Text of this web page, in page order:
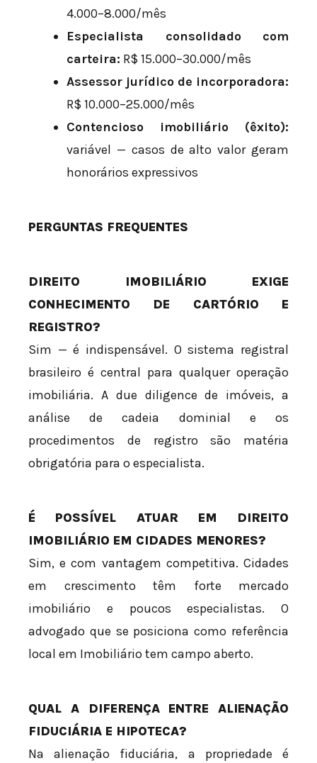
4.000–8.000/mês
Especialista consolidado com
carteira: R$ 15.000–30.000/mês
Assessor jurídico de incorporadora:
R$ 10.000–25.000/mês
Contencioso imobiliário (êxito):
variável — casos de alto valor geram
honorários expressivos
PERGUNTAS FREQUENTES
DIREITO IMOBILIÁRIO EXIGE
CONHECIMENTO DE CARTÓRIO E
REGISTRO?
Sim — é indispensável. O sistema registral
brasileiro é central para qualquer operação
imobiliária. A due diligence de imóveis, a
análise de cadeia dominial e os
procedimentos de registro são matéria
obrigatória para o especialista.
É POSSÍVEL ATUAR EM DIREITO
IMOBILIÁRIO EM CIDADES MENORES?
Sim, e com vantagem competitiva. Cidades
em crescimento têm forte mercado
imobiliário e poucos especialistas. O
advogado que se posiciona como referência
local em Imobiliário tem campo aberto.
QUAL A DIFERENÇA ENTRE ALIENAÇÃO
FIDUCIÁRIA E HIPOTECA?
Na alienação fiduciária, a propriedade é